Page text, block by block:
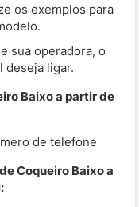
os exemplos para
sua operadora, o
deseja ligar.
Baixo a partir de
de telefone
Coqueiro Baixo a